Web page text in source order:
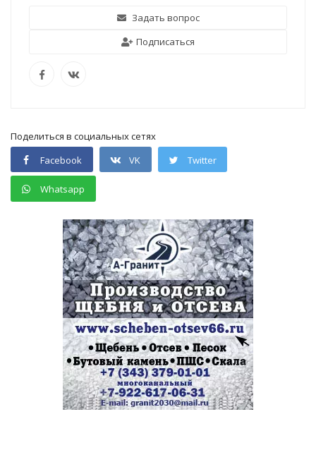
Задать вопрос
Подписаться
Поделиться в социальных сетях
Facebook
VK Twitter
Whatsapp